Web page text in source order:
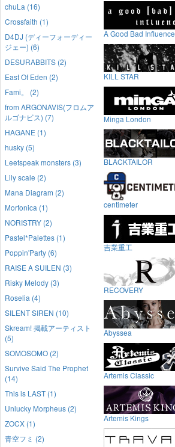
chuLa (16)
Crossfaith (1)
D4DJ (ディーフォーディー
ジェー) (6)
DESURABBITS (2)
East Of Eden (2)
Fami。 (2)
from ARGONAVIS(フロムア
ルゴナビス) (7)
HAGANE (1)
husky (5)
Leetspeak monsters (3)
Lily scale (2)
Mana Diagram (2)
Morfonica (1)
NORISTRY (2)
Pastel*Palettes (1)
Poppin'Party (6)
RAISE A SUILEN (3)
Risky Melody (3)
Roselia (4)
SILENT SIREN (10)
Skream! 掲載アーティスト
(5)
SOMOSOMO (2)
Survive Said The Prophet
(14)
This is LAST (1)
Unlucky Morpheus (2)
ZOCX (1)
青空フミ (2)
A Good Bad Influence
KILL STAR
Minga London
BLACKTAILOR
centimeter
吉業重工
RECOVERY
Abyssea
Artemis Classic
Artemis Kings